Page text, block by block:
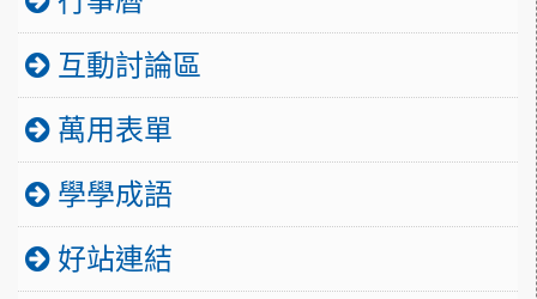
互動討論區
萬用表單
學學成語
好站連結